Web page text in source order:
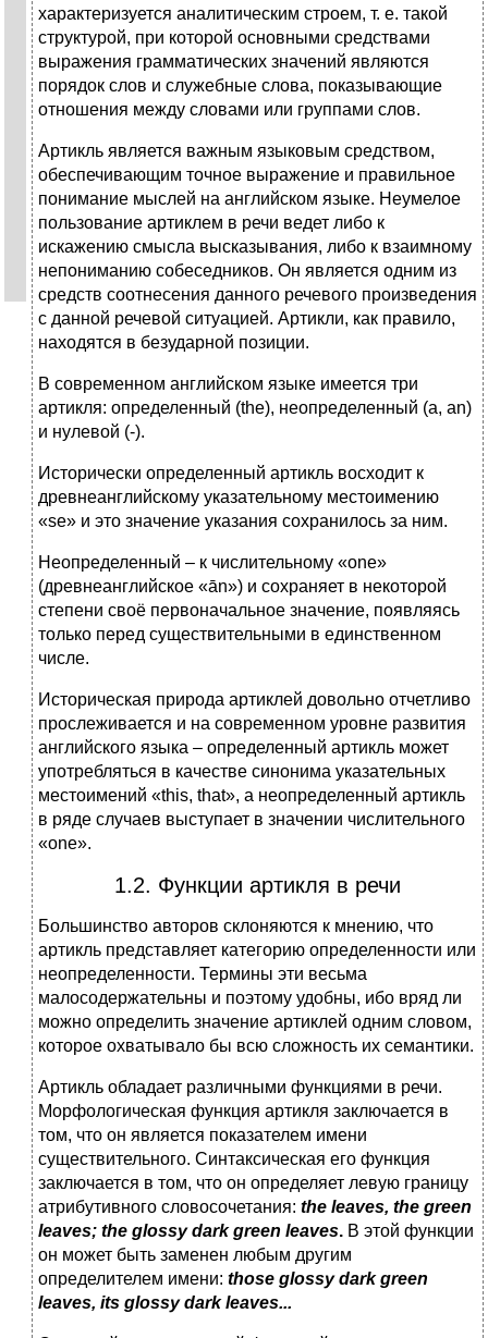
характеризуется аналитическим строем, т. е. такой
структурой, при которой основными средствами
выражения грамматических значений являются
порядок слов и служебные слова, показывающие
отношения между словами или группами слов.
Артикль является важным языковым средством,
обеспечивающим точное выражение и правильное
понимание мыслей на английском языке. Неумелое
пользование артиклем в речи ведет либо к
искажению смысла высказывания, либо к взаимному
непониманию собеседников. Он является одним из
средств соотнесения данного речевого произведения
с данной речевой ситуацией. Артикли, как правило,
находятся в безударной позиции.
В современном английском языке имеется три
артикля: определенный (the), неопределенный (a, an)
и нулевой (-).
Исторически определенный артикль восходит к
древнеанглийскому указательному местоимению
«se» и это значение указания сохранилось за ним.
Неопределенный – к числительному «one»
(древнеанглийское «ān») и сохраняет в некоторой
степени своё первоначальное значение, появляясь
только перед существительными в единственном
числе.
Историческая природа артиклей довольно отчетливо
прослеживается и на современном уровне развития
английского языка – определенный артикль может
употребляться в качестве синонима указательных
местоимений «this, that», а неопределенный артикль
в ряде случаев выступает в значении числительного
«one».
1.2. Функции артикля в речи
Большинство авторов склоняются к мнению, что
артикль представляет категорию определенности или
неопределенности. Термины эти весьма
малосодержательны и поэтому удобны, ибо вряд ли
можно определить значение артиклей одним словом,
которое охватывало бы всю сложность их семантики.
Артикль обладает различными функциями в речи.
Морфологическая функция артикля заключается в
том, что он является показателем имени
существительного. Синтаксическая его функция
заключается в том, что он определяет левую границу
атрибутивного словосочетания: the leaves, the green
leaves; the glossy dark green leaves. В этой функции
он может быть заменен любым другим
определителем имени: those glossy dark green
leaves, its glossy dark leaves...